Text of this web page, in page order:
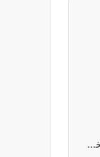
مزایا و چالش‌های استفاده از سوخت هیدروژنی